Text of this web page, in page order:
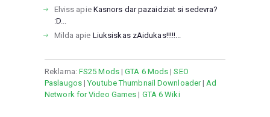
Elviss apie Kasnors dar pazaidziat si sedevra?
:D...
Milda apie Liuksiskas zAidukas!!!!!...
Reklama: FS25 Mods|GTA 6 Mods |SEO
Paslaugos|Youtube Thumbnail Downloader| Ad
Network for Video Games | GTA 6 Wiki